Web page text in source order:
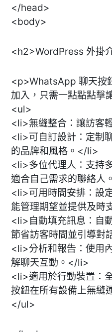
</head>
<body>
<h2>WordPress 外掛
<p>WhatsApp 聊天按
加入，只需一點點點擊
<ul>
<li>無縫整合：讓訪客
<li>可自訂設計：定制
的品牌和風格。</li>
<li>多位代理人：支持
適合自己需求的聯絡人
<li>可用時間安排：設
能管理期望並提供及時
<li>自動填充訊息：自
節省訪客時間並引導對
<li>分析和報告：使用
解聊天互動。</li>
<li>適用於行動裝置：
按鈕在所有設備上無縫
</ul>